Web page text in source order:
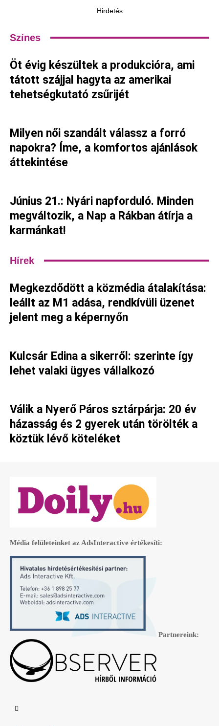
Hirdetés
Színes
Öt évig készültek a produkcióra, ami
tátott szájjal hagyta az amerikai
tehetségkutató zsűrijét
Milyen női szandált válassz a forró
napokra? Íme, a komfortos ajánlások
áttekintése
Június 21.: Nyári napforduló. Minden
megváltozik, a Nap a Rákban átírja a
karmánkat!
Hírek
Megkezdődött a közmédia átalakítása:
leállt az M1 adása, rendkívüli üzenet
jelent meg a képernyőn
Kulcsár Edina a sikerről: szerinte így
lehet valaki ügyes vállalkozó
Válik a Nyerő Páros sztárpárja: 20 év
házasság és 2 gyerek után törölték a
köztük lévő köteléket
Média felületeinket az AdsInteractive értékesíti:
Partnereink: